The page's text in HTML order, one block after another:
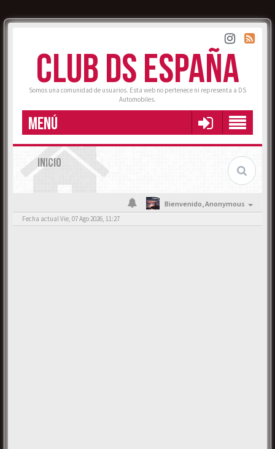
CLUB DS ESPAÑA
Somos una comunidad de usuarios. Esta web no pertenece ni representa a DS
Automobiles.
MENÚ
INICIO
Bienvenido,Anonymous
Fecha actual Vie, 07 Ago 2026, 11:27